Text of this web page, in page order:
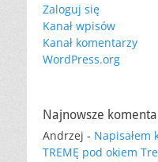
Zaloguj się
Kanał wpisów
Kanał komentarzy
WordPress.org
Najnowsze
Andrzej - Napisałem
TREMĘ pod okiem